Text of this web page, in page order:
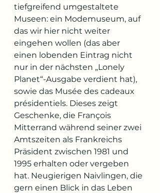
tiefgreifend umgestaltete
Museen: ein Modemuseum, auf
das wir hier nicht weiter
eingehen wollen (das aber
einen lobenden Eintrag nicht
nur in der nächsten „Lonely
Planet“-Ausgabe verdient hat),
sowie das Musée des cadeaux
présidentiels. Dieses zeigt
Geschenke, die François
Mitterrand während seiner zwei
Amtszeiten als Frankreichs
Präsident zwischen 1981 und
1995 erhalten oder vergeben
hat. Neugierigen Naivlingen, die
gern einen Blick in das Leben